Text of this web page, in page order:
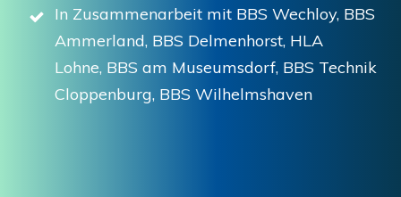
In Zusammenarbeit mit BBS Wechloy, BBS
Ammerland, BBS Delmenhorst, HLA
Lohne, BBS am Museumsdorf, BBS Technik
Cloppenburg, BBS Wilhelmshaven